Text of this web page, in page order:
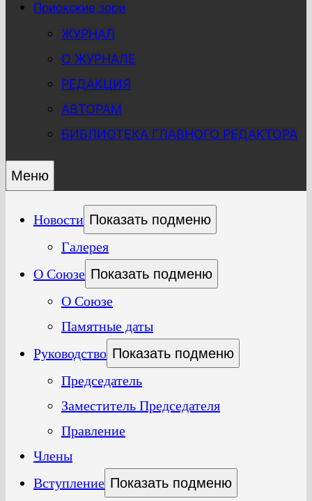
Приокские зори
ЖУРНАЛ
О ЖУРНАЛЕ
РЕДАКЦИЯ
АВТОРАМ
БИБЛИОТЕКА ГЛАВНОГО РЕДАКТОРА
Меню
Новости Показать подменю
Галерея
О Союзе Показать подменю
О Союзе
Памятные даты
Руководство Показать подменю
Председатель
Заместитель Председателя
Правление
Члены
Вступление Показать подменю